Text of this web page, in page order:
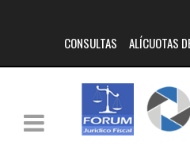
CONSULTAS ALÍCUOTAS